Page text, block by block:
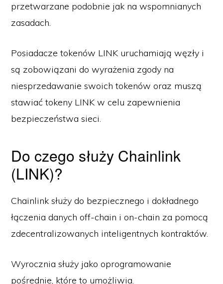
przetwarzane podobnie jak na wspomnianych
zasadach.
Posiadacze tokenów LINK uruchamiają węzły i
są zobowiązani do wyrażenia zgody na
niesprzedawanie swoich tokenów oraz muszą
stawiać tokeny LINK w celu zapewnienia
bezpieczeństwa sieci.
Do czego służy Chainlink
(LINK)?
Chainlink służy do bezpiecznego i dokładnego
łączenia danych off-chain i on-chain za pomocą
zdecentralizowanych inteligentnych kontraktów.
Wyrocznia służy jako oprogramowanie
pośrednie, które to umożliwia.